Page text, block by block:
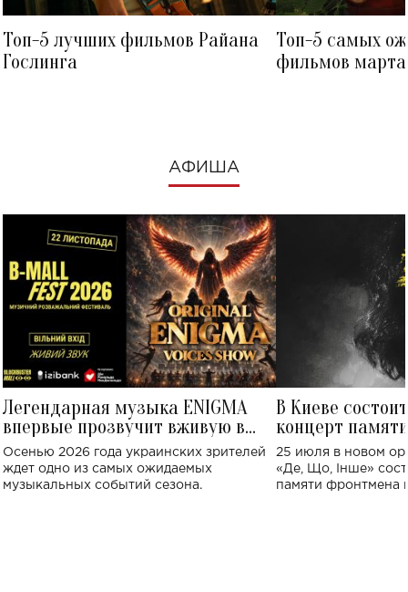
Топ-5 лучших фильмов Райана
Гослинга
Топ-5 самых
фильмов
АФИША
Легендарная музыка ENIGMA
впервые прозвучит вживую в
Украине: где состоится концерт
Осенью 2026 года украинских зрителей
ждет одно из самых ожидаемых
музыкальных событий сезона.
В Киеве
концерт
Клименко:
исполнят песни
25 июля в новом
«Де, Що, Інше»
памяти фронтмена